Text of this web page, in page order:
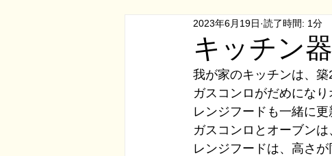
小野育代 根來宏典
KINOIESEVEN 建物探訪 家づ
キッチン
2023年6月19日 読了時間: 1分
我が家のキッチンは、築
ガスコンロがだめになり
レンジフードも一緒に更
ガスコンロとオーブン
レンジフードは、高さが